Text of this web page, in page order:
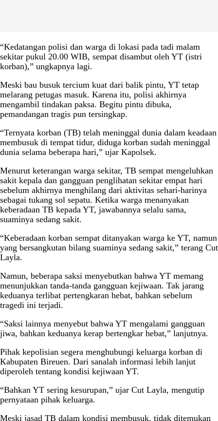
“Kedatangan polisi dan warga di lokasi pada tadi malam
sekitar pukul 20.00 WIB, sempat disambut oleh YT (istri
korban),” ungkapnya lagi.
Meski bau busuk tercium kuat dari balik pintu, YT tetap
melarang petugas masuk. Karena itu, polisi akhirnya
mengambil tindakan paksa. Begitu pintu dibuka,
pemandangan tragis pun tersingkap.
“Ternyata korban (TB) telah meninggal dunia dalam keadaan
membusuk di tempat tidur, diduga korban sudah meninggal
dunia selama beberapa hari,” ujar Kapolsek.
Menurut keterangan warga sekitar, TB sempat mengeluhkan
sakit kepala dan gangguan penglihatan sekitar empat hari
sebelum akhirnya menghilang dari aktivitas sehari-harinya
sebagai tukang sol sepatu. Ketika warga menanyakan
keberadaan TB kepada YT, jawabannya selalu sama,
suaminya sedang sakit.
“Keberadaan korban sempat ditanyakan warga ke YT, namun
yang bersangkutan bilang suaminya sedang sakit,” terang Cut
Layla.
Namun, beberapa saksi menyebutkan bahwa YT memang
menunjukkan tanda-tanda gangguan kejiwaan. Tak jarang
keduanya terlibat pertengkaran hebat, bahkan sebelum
tragedi ini terjadi.
“Saksi lainnya menyebut bahwa YT mengalami gangguan
jiwa, bahkan keduanya kerap bertengkar hebat,” lanjutnya.
Pihak kepolisian segera menghubungi keluarga korban di
Kabupaten Bireuen. Dari sanalah informasi lebih lanjut
diperoleh tentang kondisi kejiwaan YT.
“Bahkan YT sering kesurupan,” ujar Cut Layla, mengutip
pernyataan pihak keluarga.
Meski jasad TB dalam kondisi membusuk, tidak ditemukan